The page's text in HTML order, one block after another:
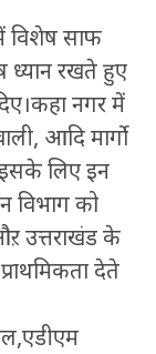
विशेष साफ
ध्यान रखते हुए
नगर में
आदि मार्गो
इसके लिए इन
विभाग को
उत्तराखंड के
देते